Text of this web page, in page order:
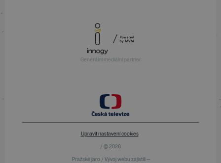
Generální mediální partner
Upravit nastavení cookies
/ © 2026
Pražské jaro / Vývoj webu zajistili —